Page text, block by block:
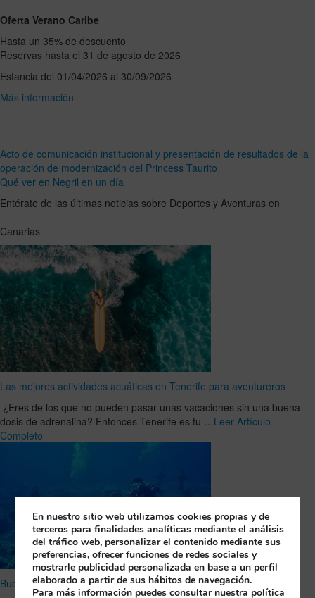
Oferta Verano Caribe
Hasta un 35% de descuento
Reservas hasta el 31 de agosto de 2026
Estancia del 01/04/2026 al 30/09/2026
Más información
Acto de comunicación institucional y presentación de resultados de la
operación de modernización del Princess Taurito
Qué ver en Negril en un día
Entérate de las últimas noticias sobre Deportes y Aventuras en
Canarias
Las mejores actividades acuáticas en Tenerife para aventureros
¿Eres de los que no pueden pasar unas vacaciones sin una buena
dosis de adrenalina? Entonces Tenerife es tu …Leer Artículo
Completo
Bucea en La Palma y conoce las Cruces de Malpique
En nuestro sitio web utilizamos cookies propias y de
terceros para finalidades analíticas mediante el análisis
del tráfico web, personalizar el contenido mediante sus
preferencias, ofrecer funciones de redes sociales y
mostrarle publicidad personalizada en base a un perfil
elaborado a partir de sus hábitos de navegación.
Para más información puedes consultar nuestra política